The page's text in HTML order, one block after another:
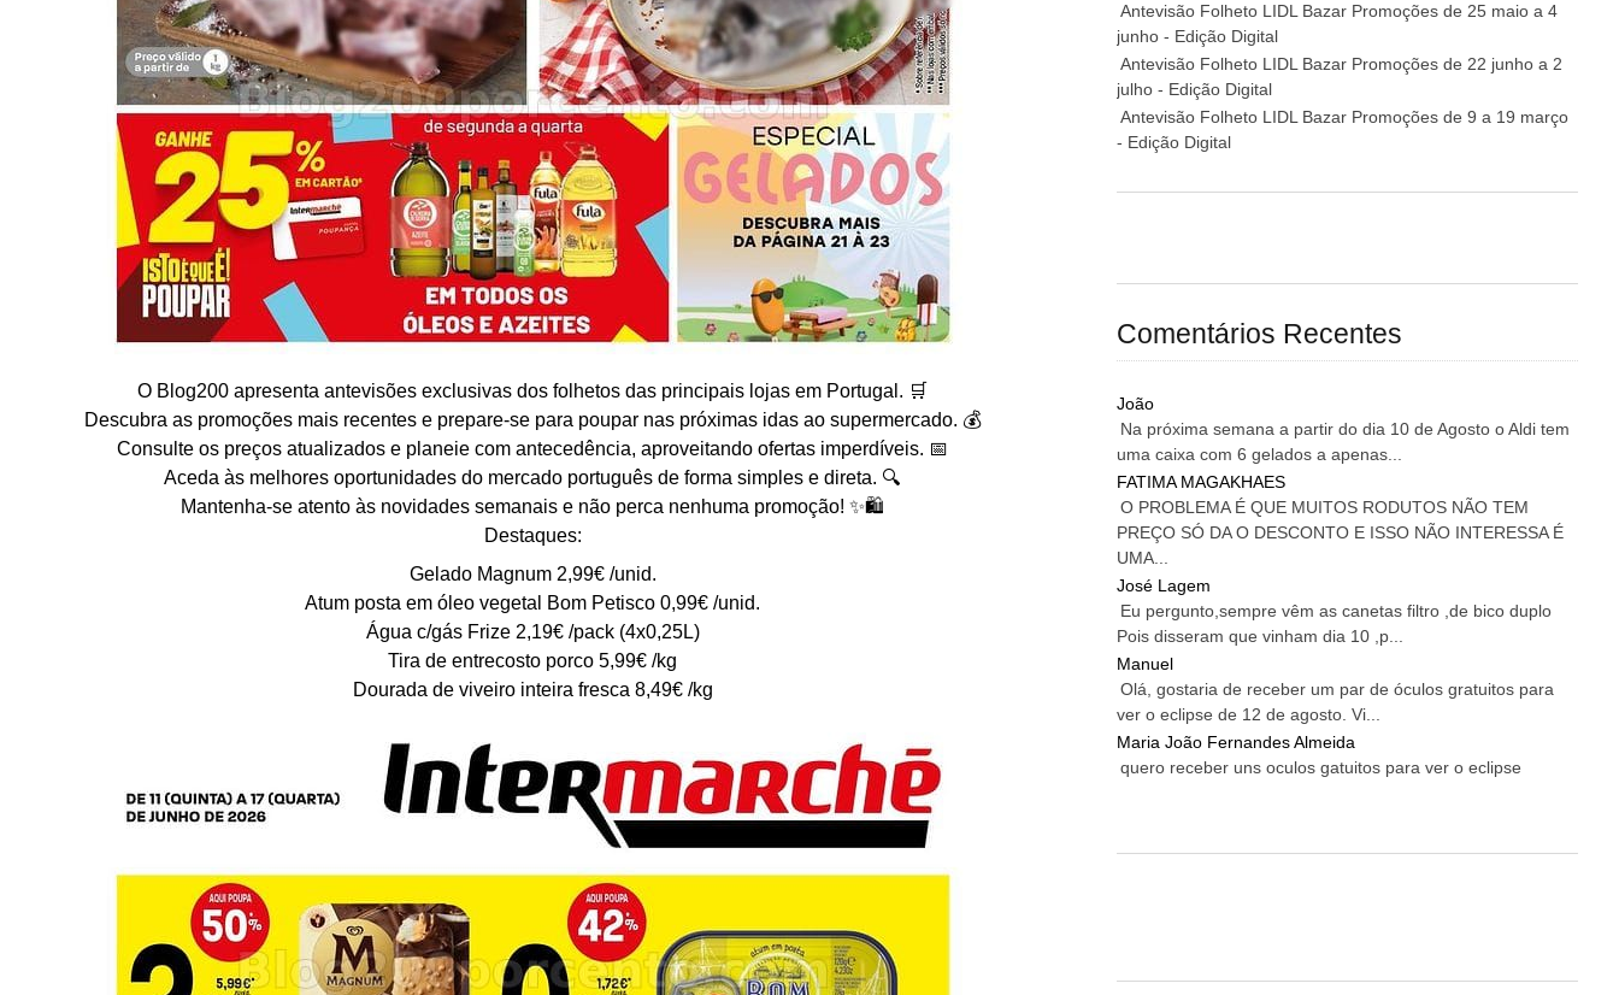
O Blog200 apresenta antevisões exclusivas dos folhetos das principais lojas em Portugal. 🛒
Descubra as promoções mais recentes e prepare-se para poupar nas próximas idas ao supermercado. 💰
Consulte os preços atualizados e planeie com antecedência, aproveitando ofertas imperdíveis. 📅
Aceda às melhores oportunidades do mercado português de forma simples e direta. 🔍
Mantenha-se atento às novidades semanais e não perca nenhuma promoção! ✨🛍️
Destaques:
Gelado Magnum 2,99€ /unid.
Atum posta em óleo vegetal Bom Petisco 0,99€ /unid.
Água c/gás Frize 2,19€ /pack (4x0,25L)
Tira de entrecosto porco 5,99€ /kg
Dourada de viveiro inteira fresca 8,49€ /kg
Antevisão Folheto LIDL Bazar Promoções de 25 maio a 4
junho - Edição Digital
Antevisão Folheto LIDL Bazar Promoções de 22 junho a 2
julho - Edição Digital
Antevisão Folheto LIDL Bazar Promoções de 9 a 19 março
- Edição Digital
Comentários Recentes
João
Na próxima semana a partir do dia 10 de Agosto o Aldi tem
uma caixa com 6 gelados a apenas...
FATIMA MAGAKHAES
O PROBLEMA É QUE MUITOS RODUTOS NÃO TEM
PREÇO SÓ DA O DESCONTO E ISSO NÃO INTERESSA É
UMA...
José Lagem
Eu pergunto,sempre vêm as canetas filtro ,de bico duplo
Pois disseram que vinham dia 10 ,p...
Manuel
Olá, gostaria de receber um par de óculos gratuitos para
ver o eclipse de 12 de agosto. Vi...
Maria João Fernandes Almeida
quero receber uns oculos gatuitos para ver o eclipse